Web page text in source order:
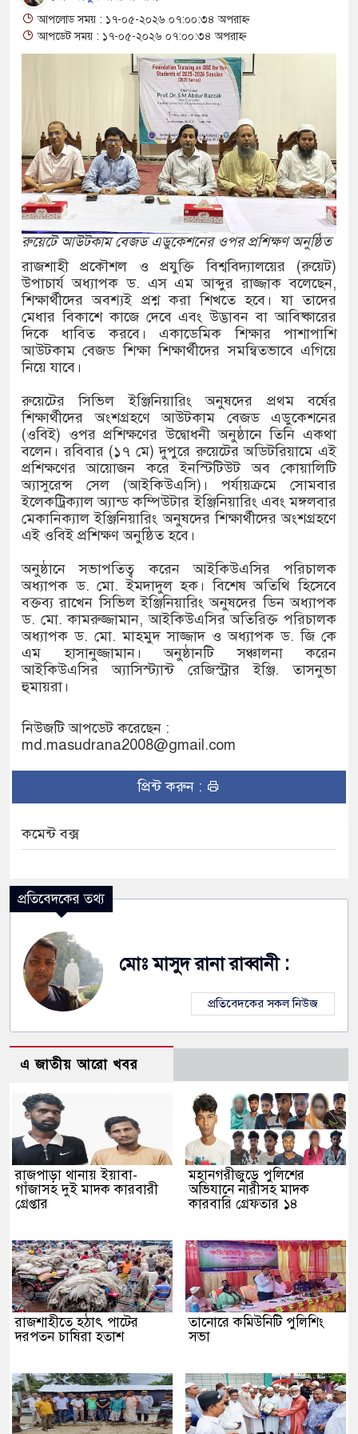
টেকসই প্রযুক্তিনির্ভর উন্নয়ন: ফকির মাহবুব আনাম
হত্যা মামলার তিন আসামি গ্রেপ্তার
পাটের দরপতন চাষিরা হতাশ
নিয়ে অস্থিতিশীলতা তৈরিতে একটি চক্র সক্রিয়:
ভাগাভাগি নিয়ে দ্বন্দ্ব, ছুরিকাঘাতে যুবলীগ নেতা
অভিযানের সময় পাঁচতলা ভবন থেকে পড়ে ছাত্রদল
কমিটি গঠন
৪ শিশুর মৃত্যু, নতুন আক্রান্ত ৭৭৬
পুলিশিং সভা
কেজি গাঁজাসহ মাদক কারবারি আটক, পিকআপ জব্দ
আপলোড সময় : ১৭-০৫-২০২৬ ০৭:০০:৩৪ অপরাহ্ন
আপডেট সময় : ১৭-০৫-২০২৬ ০৭:০০:৩৪ অপরাহ্ন
রুয়েটে আউটকাম বেজড এডুকেশনের ওপর প্রশিক্ষণ অনুষ্ঠিত
রাজশাহী প্রকৌশল ও প্রযুক্তি বিশ্ববিদ্যালয়ের (রুয়েট)
উপাচার্য অধ্যাপক ড. এস এম আব্দুর রাজ্জাক বলেছেন,
শিক্ষার্থীদের অবশ্যই প্রশ্ন করা শিখতে হবে। যা তাদের
মেধার বিকাশে কাজে দেবে এবং উদ্ভাবন বা আবিষ্কারের
দিকে ধাবিত করবে। একাডেমিক শিক্ষার পাশাপাশি
আউটকাম বেজড শিক্ষা শিক্ষার্থীদের সমন্বিতভাবে এগিয়ে
নিয়ে যাবে।
রুয়েটের সিভিল ইঞ্জিনিয়ারিং অনুষদের প্রথম বর্ষের
শিক্ষার্থীদের অংশগ্রহণে আউটকাম বেজড এডুকেশনের
(ওবিই) ওপর প্রশিক্ষণের উদ্বোধনী অনুষ্ঠানে তিনি একথা
বলেন। রবিবার (১৭ মে) দুপুরে রুয়েটের অডিটরিয়ামে এই
প্রশিক্ষণের আয়োজন করে ইনস্টিটিউট অব কোয়ালিটি
অ্যাসুরেন্স সেল (আইকিউএসি)। পর্যায়ক্রমে সোমবার
ইলেকট্রিক্যাল অ্যান্ড কম্পিউটার ইঞ্জিনিয়ারিং এবং মঙ্গলবার
মেকানিক্যাল ইঞ্জিনিয়ারিং অনুষদের শিক্ষার্থীদের অংশগ্রহণে
এই ওবিই প্রশিক্ষণ অনুষ্ঠিত হবে।
অনুষ্ঠানে সভাপতিত্ব করেন আইকিউএসির পরিচালক
অধ্যাপক ড. মো. ইমদাদুল হক। বিশেষ অতিথি হিসেবে
বক্তব্য রাখেন সিভিল ইঞ্জিনিয়ারিং অনুষদের ডিন অধ্যাপক
ড. মো. কামরুজ্জামান, আইকিউএসির অতিরিক্ত পরিচালক
অধ্যাপক ড. মো. মাহমুদ সাজ্জাদ ও অধ্যাপক ড. জি কে
এম হাসানুজ্জামান। অনুষ্ঠানটি সঞ্চালনা করেন
আইকিউএসির অ্যাসিস্ট্যান্ট রেজিস্ট্রার ইঞ্জি. তাসনুভা
হুমায়রা।
নিউজটি আপডেট করেছেন :
md.masudrana2008@gmail.com
প্রিন্ট করুন :
কমেন্ট বক্স
প্রতিবেদকের তথ্য
মোঃ মাসুদ রানা রাব্বানী :
প্রতিবেদকের সকল নিউজ
এ জাতীয় আরো খবর
রাজপাড়া থানায় ইয়াবা-
গাঁজাসহ দুই মাদক কারবারী
গ্রেপ্তার
মহানগরীজুড়ে পুলিশের
অভিযানে নারীসহ মাদক
কারবারি গ্রেফতার ১৪
রাজশাহীতে হঠাৎ পাটের
দরপতন চাষিরা হতাশ
তানোরে কমিউনিটি পুলিশিং
সভা